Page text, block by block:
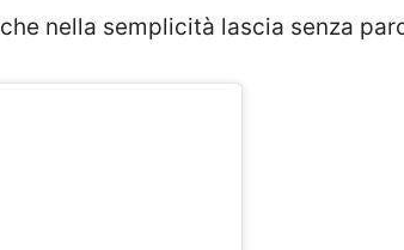
nella semplicità lascia senza